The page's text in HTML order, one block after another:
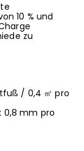
10 % und
zu
/ 0,4 ㎡ pro
0,8 mm pro